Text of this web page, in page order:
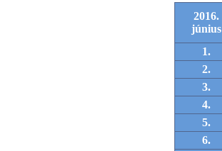
2016.
június
1.
2.
3.
4.
5.
6.